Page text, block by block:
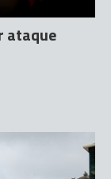
ataque